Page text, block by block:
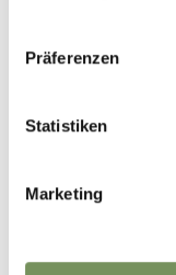
Präferenzen
Statistiken
Marketing